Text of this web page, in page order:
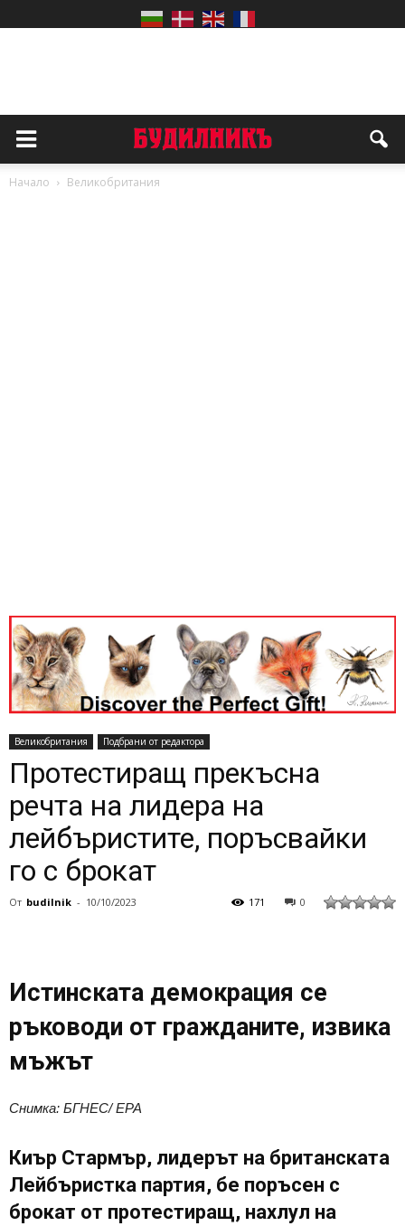
Начало Великобритания
Великобритания Подбрани от редактора
Протестиращ прекъсна
речта на лидера на
лейбъристите, поръсвайки
го с брокат
От budilnik - 10/10/2023 0
171
Истинската демокрация се
ръководи от гражданите, извика
мъжът
Снимка: БГНЕС/ EPA
Киър Стармър, лидерът на британската
Лейбъристка партия, бе поръсен с
брокат от протестиращ, нахлул на